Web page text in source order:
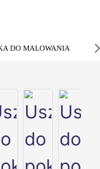
DO MALOWANIA